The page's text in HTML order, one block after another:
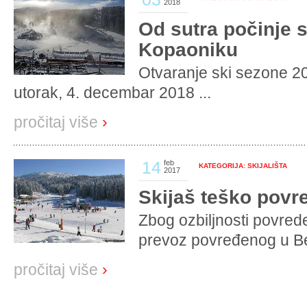
2018
Od sutra počinje
Kopaoniku
Otvaranje ski sezone
utorak, 4. decembar 2018 ...
pročitaj više ›
14 feb
2017
KATEGORIJA: SKIJALIŠTA
Skijaš teško
Zbog ozbiljnosti
prevoz povređenog u
pročitaj više ›